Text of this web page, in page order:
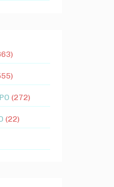
(272)
(22)